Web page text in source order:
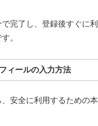
完了し、登録後すぐに
。
ィールの入力方法
安全に利用するための